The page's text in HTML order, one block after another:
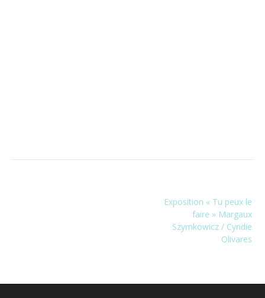
Exposition « Tu peux le
faire » Margaux
Szymkowicz / Cyndie
Olivares